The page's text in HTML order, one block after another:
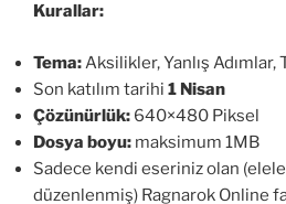
Kurallar:
Tema:Aksilikler, Yanlış
Son katılım tarihi 1 Nisan
Çözünürlük: 640×480 Piksel
Dosya boyu: maksimum 1MB
Sadece kendi eseriniz olan
düzenlenmiş) Ragnarok Online